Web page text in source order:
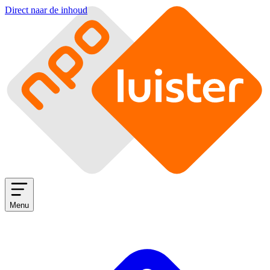
Direct naar de inhoud
Menu